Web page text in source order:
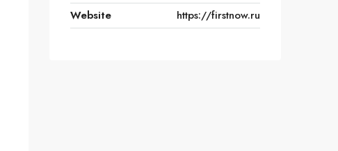
Website
https://firstnow.ru